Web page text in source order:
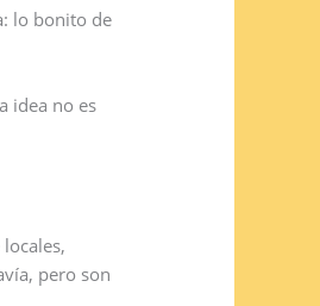
lo bonito de
idea no es
pero son